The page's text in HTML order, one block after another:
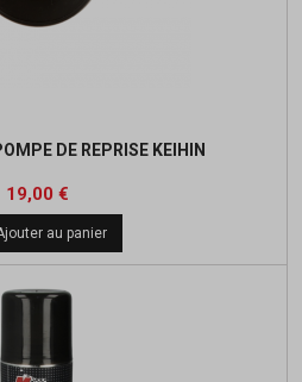
DE REPRISE KEIHIN
Prix
19,00 €
au panier